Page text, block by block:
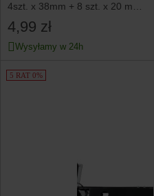
4szt. x 38mm + 8 szt. x 20 mm
czarne
4,99 zł
Wysyłamy w 24h
5 RAT 0%